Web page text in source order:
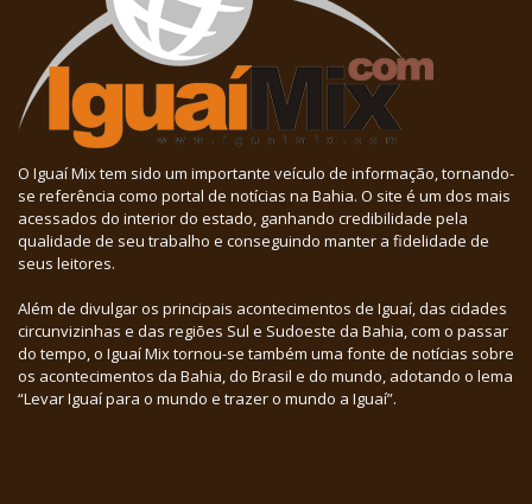
O Iguaí Mix tem sido um importante veículo de informação, tornando-
se referência como portal de notícias na Bahia. O site é um dos mais
acessados do interior do estado, ganhando credibilidade pela
qualidade de seu trabalho e conseguindo manter a fidelidade de
seus leitores.
Além de divulgar os principais acontecimentos de Iguaí, das cidades
circunvizinhas e das regiões Sul e Sudoeste da Bahia, com o passar
do tempo, o Iguaí Mix tornou-se também uma fonte de notícias sobre
os acontecimentos da Bahia, do Brasil e do mundo, adotando o lema
“Levar Iguaí para o mundo e trazer o mundo a Iguaí”.